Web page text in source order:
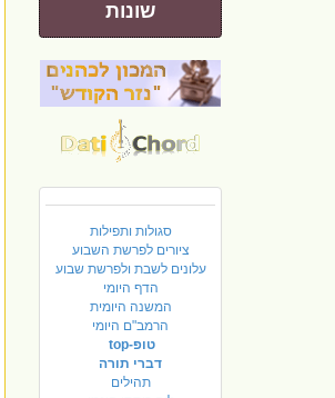
שונות
סגולות ותפילות
ציורים לפרשת השבוע
עלונים לשבת ולפרשת שבוע
הדף היומי
המשנה היומית
הרמב"ם היומי
טופ-top
דברי תורה
תהילים